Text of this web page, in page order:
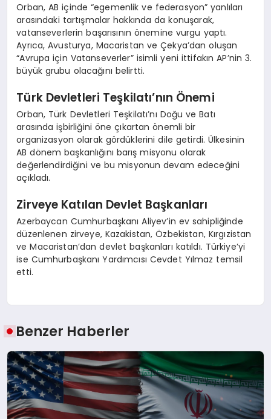
Orban, AB içinde “egemenlik ve federasyon” yanlıları
arasındaki tartışmalar hakkında da konuşarak,
vatanseverlerin başarısının önemine vurgu yaptı.
Ayrıca, Avusturya, Macaristan ve Çekya’dan oluşan
“Avrupa için Vatanseverler” isimli yeni ittifakın AP’nin 3.
büyük grubu olacağını belirtti.
Türk Devletleri Teşkilatı’nın Önemi
Orban, Türk Devletleri Teşkilatı’nı Doğu ve Batı
arasında işbirliğini öne çıkartan önemli bir
organizasyon olarak gördüklerini dile getirdi. Ülkesinin
AB dönem başkanlığını barış misyonu olarak
değerlendirdiğini ve bu misyonun devam edeceğini
açıkladı.
Zirveye Katılan Devlet Başkanları
Azerbaycan Cumhurbaşkanı Aliyev’in ev sahipliğinde
düzenlenen zirveye, Kazakistan, Özbekistan, Kırgızistan
ve Macaristan’dan devlet başkanları katıldı. Türkiye’yi
ise Cumhurbaşkanı Yardımcısı Cevdet Yılmaz temsil
etti.
Benzer Haberler